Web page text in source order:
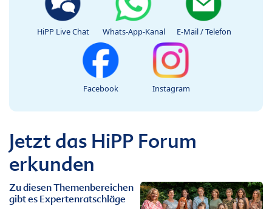
HiPP Live Chat Whats-App-Kanal E-Mail / Telefon
Facebook Instagram
Jetzt das HiPP Forum
erkunden
Zu diesen Themenbereichen
gibt es Expertenratschläge